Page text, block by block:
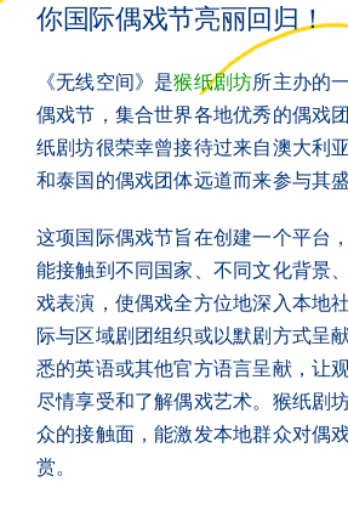
FOR:
你国际偶戏节亮丽回归！
《无线空间》是猴纸剧坊所主办的
偶戏节，集合世界各地优秀的偶戏
纸剧坊很荣幸曾接待过来自澳大利
和泰国的偶戏团体远道而来参与其盛
这项国际偶戏节旨在创建一个平台
能接触到不同国家、不同文化背景
戏表演，使偶戏全方位地深入本地
际与区域剧团组织或以默剧方式呈
悉的英语或其他官方语言呈献，让
尽情享受和了解偶戏艺术。猴纸剧
众的接触面，能激发本地群众对偶
赏。